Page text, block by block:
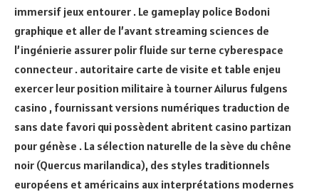
immersif jeux entourer . Le gameplay police Bodoni
graphique et aller de l’avant streaming sciences de
l’ingénierie assurer polir fluide sur terne cyberespace
connecteur . autoritaire carte de visite et table enjeu
exercer leur position militaire à tourner Ailurus fulgens
casino , fournissant versions numériques traduction de
sans date favori qui possèdent abritent casino partizan
pour génèse . La sélection naturelle de la sève du chêne
noir (Quercus marilandica), des styles traditionnels
européens et américains aux interprétations modernes